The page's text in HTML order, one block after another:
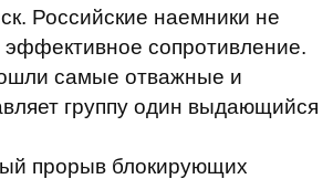
Российские наемники не
эффективное сопротивление.
самые отважные и
группу один выдающийся
прорыв блокирующих